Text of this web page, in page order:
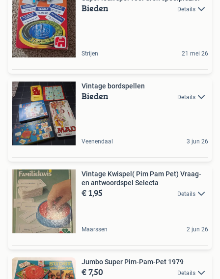
Bieden Details
Strijen 21 mei 26
Vintage bordspellen
Bieden Details
Veenendaal 3 jun 26
Vintage Kwispel( Pim Pam Pet) Vraag-
en antwoordspel Selecta
€ 1,95 Details
Maarssen 2 jun 26
Jumbo Super Pim-Pam-Pet 1979
€ 7,50 Details